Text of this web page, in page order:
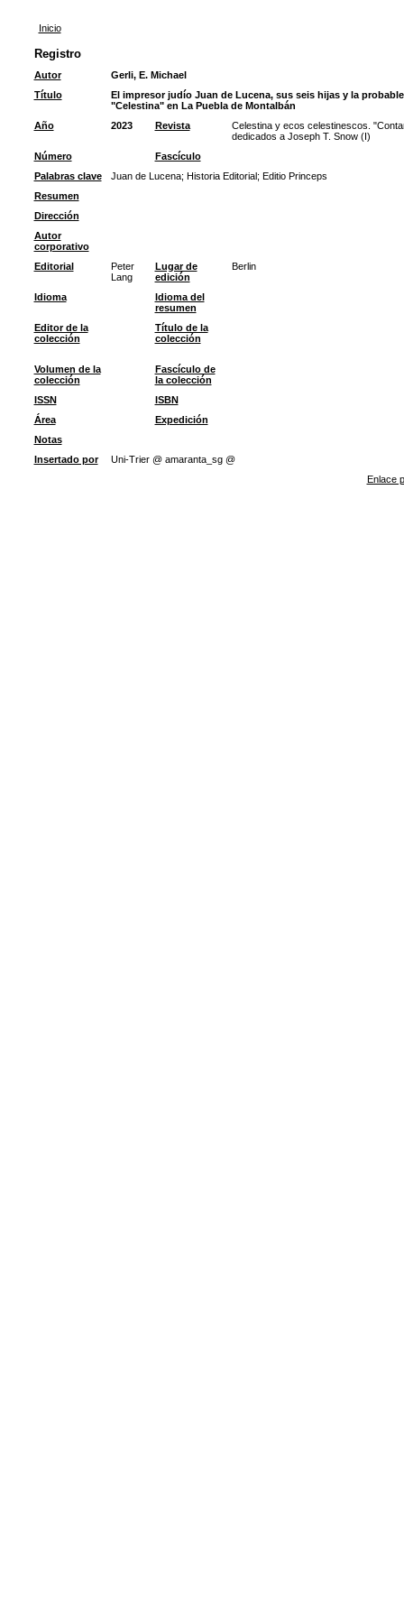
Inicio
Registro
Autor
Gerli, E. Michael
Título
El impresor judío Juan de Lucena, sus seis hijas y la
"Celestina" en La Puebla de Montalbán
Año
2023 Revista
Celestina y ecos celestinescos.
dedicados a Joseph T. Snow (I)
Número
Fascículo
Palabras clave
Juan de Lucena; Historia Editorial; Editio Princeps
Resumen
Dirección
Autor
corporativo
Editorial
Peter
Lang
Lugar de
edición
Berlin
Idioma
Idioma del
resumen
Editor de la
colección
Título de la
colección
Volumen de la
colección
Fascículo de
la colección
ISSN
ISBN
Área
Expedición
Notas
Insertado por
Uni-Trier @ amaranta_sg @
Enlace